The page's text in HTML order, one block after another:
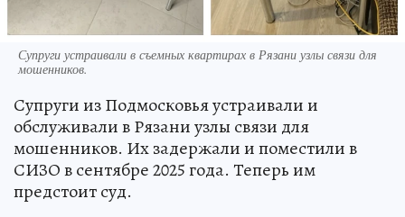
Супруги устраивали в съемных квартирах в Рязани узлы связи для
мошенников.
Супруги из Подмосковья устраивали и
обслуживали в Рязани узлы связи для
мошенников. Их задержали и поместили в
СИЗО в сентябре 2025 года. Теперь им
предстоит суд.